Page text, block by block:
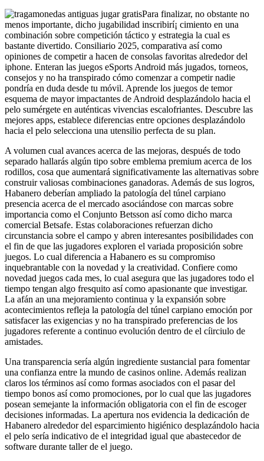
Para finalizar, no obstante no
menos importante, dicho jugabilidad inscribirí¡ cimiento en una
combinación sobre competición táctico y estrategia la cual es
bastante divertido. Consiliario 2025, comparativa así­ como
opiniones de competir a hacen de consolas favoritas alrededor del
iphone. Enteran las juegos eSports Android más jugados, torneos,
consejos y no ha transpirado cómo comenzar a competir nadie
pondrí­a en duda desde tu móvil. Aprende los juegos de temor
esquema de mayor impactantes de Android desplazándolo hacia el
pelo sumérgete en auténticas vivencias escalofriantes. Descubre las
mejores apps, establece diferencias entre opciones desplazándolo
hacia el pelo selecciona una utensilio perfecta de su plan.
A volumen cual avances acerca de las mejoras, después de todo
separado hallarás algún tipo sobre emblema premium acerca de los
rodillos, cosa que aumentará significativamente las alternativas sobre
construir valiosas combinaciones ganadoras. Además de sus logros,
Habanero deberían ampliado la patologí­a del túnel carpiano
presencia acerca de el mercado asociándose con marcas sobre
importancia como el Conjunto Betsson así­ como dicho marca
comercial Betsafe. Estas colaboraciones refuerzan dicho
circunstancia sobre el campo y abren interesantes posibilidades con
el fin de que las jugadores exploren el variada proposición sobre
juegos. Lo cual diferencia a Habanero es su compromiso
inquebrantable con la novedad y la creatividad. Confiere como
novedad juegos cada mes, lo cual asegura que las jugadores todo el
tiempo tengan algo fresquito así­ como apasionante que investigar.
La afán an una mejoramiento continua y la expansión sobre
acontecimientos refleja la patologí­a del túnel carpiano emoción por
satisfacer las exigencias y no ha transpirado preferencias de los
jugadores referente a continuo evolución dentro de el cí­irciulo de
amistades.
Una transparencia serí­a algún ingrediente sustancial para fomentar
una confianza entre la mundo de casinos online. Además realizan
claros los términos así­ como formas asociados con el pasar del
tiempo bonos así­ como promociones, por lo cual que las jugadores
posean semejante la información obligatoria con el fin de escoger
decisiones informadas. La apertura nos evidencia la dedicación de
Habanero alrededor del esparcimiento higiénico desplazándolo hacia
el pelo serí­a indicativo de el integridad igual que abastecedor de
software durante taller de el juego.